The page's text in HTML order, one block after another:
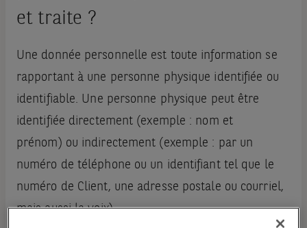
et traite ?
Une donnée personnelle est toute information se
rapportant à une personne physique identifiée ou
identifiable. Une personne physique peut être
identifiée directement (exemple : nom et
prénom) ou indirectement (exemple : par un
numéro de téléphone ou un identifiant tel que le
numéro de Client, une adresse postale ou courriel,
mais aussi la voix).